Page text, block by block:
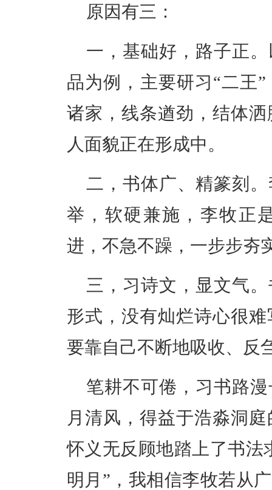
原因有三：
一，基础好，路子正
品为例，主要研习“二王
诸家，线条遒劲，结体
人面貌正在形成中。
二，书体广、精篆刻
举，软硬兼施，李牧正
进，不急不躁，一步步夯
三，习诗文，显文气
形式，没有灿烂诗心很
要靠自己不断地吸收、反
笔耕不可倦，习书路
月清风，得益于浩淼洞
怀义无反顾地踏上了书法
明月”，我相信李牧若从